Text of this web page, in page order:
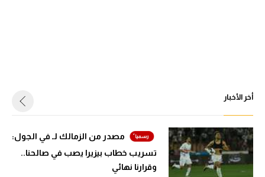
أخر الأخبار
مصدر من الزمالك لـ في الجول:
تسريب خطاب بيزيرا يصب في صالحنا..
وقرارنا نهائي